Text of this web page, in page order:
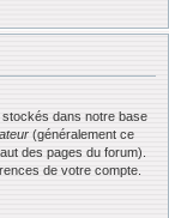
dans notre base
(généralement ce
des pages du forum).
de votre compte.